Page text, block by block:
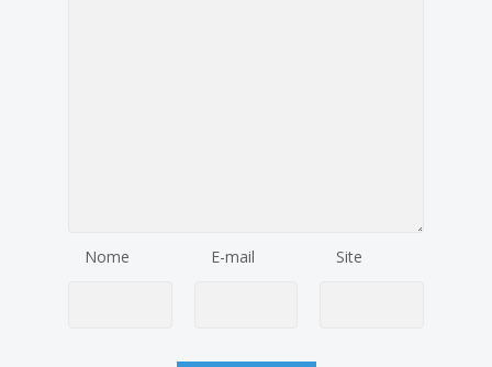
Nome E-mail Site